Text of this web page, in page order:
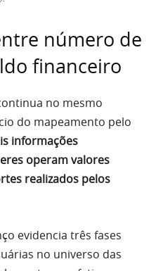
número de
financeiro
no mesmo
do mapeamento pelo
informações
operam valores
realizados pelos
evidencia três fases
no universo das